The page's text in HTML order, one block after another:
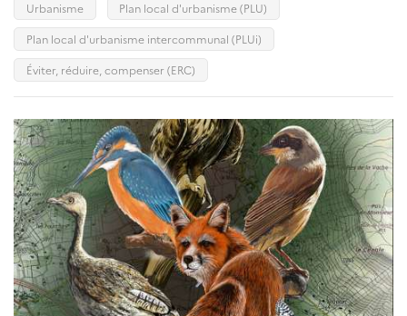
Urbanisme
Plan local d'urbanisme (PLU)
Plan local d'urbanisme intercommunal (PLUi)
Éviter, réduire, compenser (ERC)